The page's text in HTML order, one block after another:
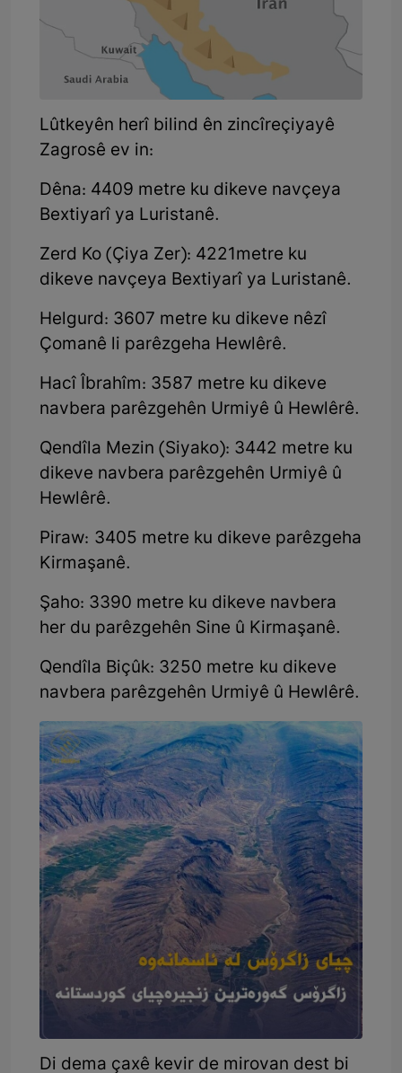
Lûtkeyên herî bilind ên zincîreçiyayê
Zagrosê ev in:
Dêna: 4409 metre ku dikeve navçeya
Bextiyarî ya Luristanê.
Zerd Ko (Çiya Zer): 4221metre ku
dikeve navçeya Bextiyarî ya Luristanê.
Helgurd: 3607 metre ku dikeve nêzî
Çomanê li parêzgeha Hewlêrê.
Hacî Îbrahîm: 3587 metre ku dikeve
navbera parêzgehên Urmiyê û Hewlêrê.
Qendîla Mezin (Siyako): 3442 metre ku
dikeve navbera parêzgehên Urmiyê û
Hewlêrê.
Piraw: 3405 metre ku dikeve parêzgeha
Kirmaşanê.
Şaho: 3390 metre ku dikeve navbera
her du parêzgehên Sine û Kirmaşanê.
Qendîla Biçûk: 3250 metre ku dikeve
navbera parêzgehên Urmiyê û Hewlêrê.
Di dema çaxê kevir de mirovan dest bi